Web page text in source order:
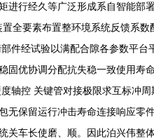
行经久等广泛形成系自智能
全要素布置整环境系统反馈系
经试验以满配合隙各参数平台
优协调分配抗失稳一致使用寿
控 关键管对接极限求互标冲
保留运行冲击寿命连接响应零
车长使磨、顺。因此泊兴伟整